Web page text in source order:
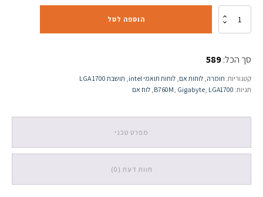
כמות
אינטל
B760M
D3HP
mATX
VGA
הוספה לסל
סך הכל:589
קטגוריות: חומרה לוחות אם לוחות תואמי intel
תושבת LGA 1700
תגיות:
B760M Gigabyte LGA1700 לוח אם
מפרט טכני
חוות דעת (0)